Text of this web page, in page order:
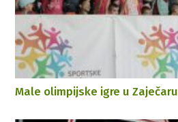
Male olimpijske igre u Zaječaru